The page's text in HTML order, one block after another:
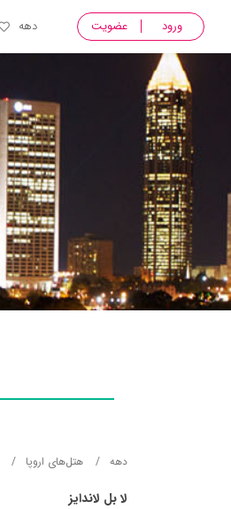
ورود عضویت دهه
دهه هتل‌های اروپا
لا بل لاندایز